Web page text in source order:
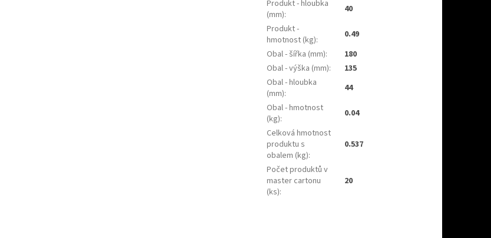
Produkt - hloubka
(mm):
40
Produkt -
hmotnost (kg):
0.49
Obal - šířka (mm):
180
Obal - výška (mm):
135
Obal - hloubka
(mm):
44
Obal - hmotnost
(kg):
0.04
Celková hmotnost
produktu s
obalem (kg):
0.537
Počet produktů v
master cartonu
(ks):
20